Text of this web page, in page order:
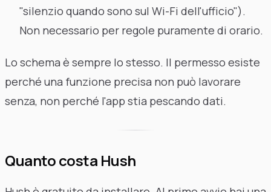
"silenzio quando sono sul Wi-Fi dell'ufficio").
Non necessario per regole puramente di orario.
Lo schema è sempre lo stesso. Il permesso esiste
perché una funzione precisa non può lavorare
senza, non perché l'app stia pescando dati.
Quanto costa Hush